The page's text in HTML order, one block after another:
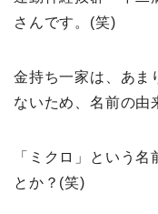
さんです。(笑)
金持ち一家は、あま
ないため、名前の由
「ミクロ」という
とか？(笑)